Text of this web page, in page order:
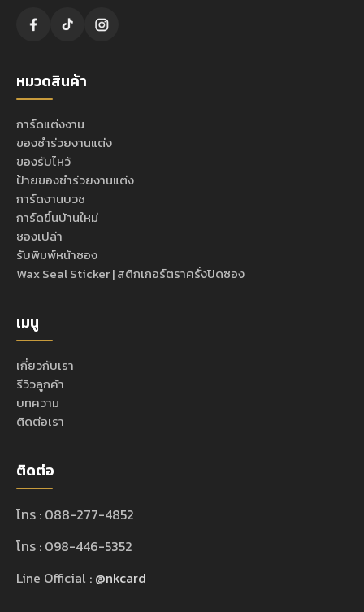
หมวดสินค้า
การ์ดแต่งงาน
ของชำร่วยงานแต่ง
ของรับไหว้
ป้ายของชำร่วยงานแต่ง
การ์ดงานบวช
การ์ดขึ้นบ้านใหม่
ซองเปล่า
รับพิมพ์หน้าซอง
Wax Seal Sticker | สติกเกอร์ตราครั่งปิดซอง
เมนู
เกี่ยวกับเรา
รีวิวลูกค้า
บทความ
ติดต่อเรา
ติดต่อ
โทร : 088-277-4852
โทร : 098-446-5352
Line Official : @nkcard